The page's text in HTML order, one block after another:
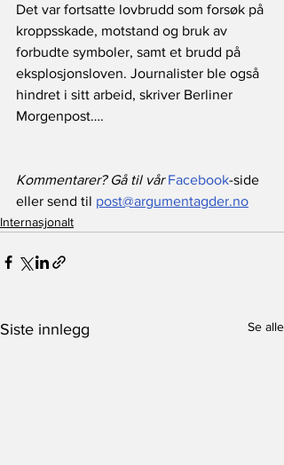
Det var fortsatte lovbrudd som forsøk på
kroppsskade, motstand og bruk av
forbudte symboler, samt et brudd på
eksplosjonsloven. Journalister ble også
hindret i sitt arbeid, skriver Berliner
Morgenpost….
Kommentarer? Gå til vår Facebook-side
eller send til post@argumentagder.no
Internasjonalt
Siste innlegg Se alle